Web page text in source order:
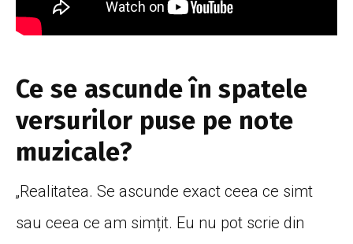
Ce se ascunde în spatele
versurilor puse pe note
muzicale?
„Realitatea. Se ascunde exact ceea ce simt
sau ceea ce am simțit. Eu nu pot scrie din